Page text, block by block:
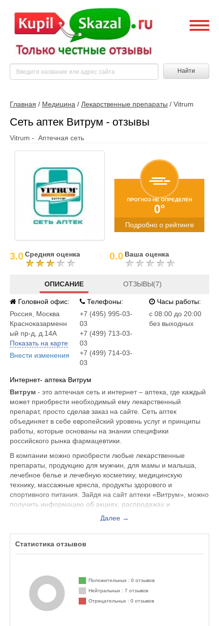
Найти
Главная / Медицина / Лекарственные препараты / Vitrum
Сеть аптек Витрум - отзывы
Vitrum - Аптечная сеть
ПРОГНОЗ НЕ ОПРЕДЕЛЕН
0°
Подробно о рейтинге
3.0Средняя оценка 0.0 Ваша оценка
ОПИСАНИЕ ОТЗЫВЫ(7)
Головной офис:
Россия
Москва
Красноказарменн
ый пр-д, д.14А
Показать на карте
Внести изменения
Телефоны:
+7 (495) 995-03-
03
+7 (499) 713-03-
03
+7 (499) 714-03-
03
Часы работы:
c 08:00 до 20:00
без выходных
Интернет- аптека Витрум
Витрум - это аптечная сеть и интернет – аптека, где каждый
может приобрести необходимый ему лекарственный
препарат, просто сделав заказ на сайте. Сеть аптек
объединяет в себе европейский уровень услуг и принципы
работы, которые основаны на знании специфики
российского рынка фармацевтики.
В компании можно приобрести любые лекарственные
препараты, продукцию для мужчин, для мамы и малыша,
лечебное белье и лечебную косметику, медицинскую
технику, массажные кресла, продукты здорового и
спортивного питания. Зайдя на сайт аптеки «Витрум», можно
получить информацию об акциях, распродажах и
специальных предложениях, посмотреть вакансии компании
контактные линзы и солнцезащитные очки, средства гигиены,
рецептурные средства при онкологии, инвалидные кресла,
кресла – каталки и другие средства реабилитации, средства
насекомых.
Отзывы о качестве услуг в интернет- аптеке «Витрум» можно
прочесть на нашем сайте.
Далее →
Статистика отзывов
Положительных : 0 отзывов
Нейтральных : 7 отзывов
Отрицательных : 0 отзывов